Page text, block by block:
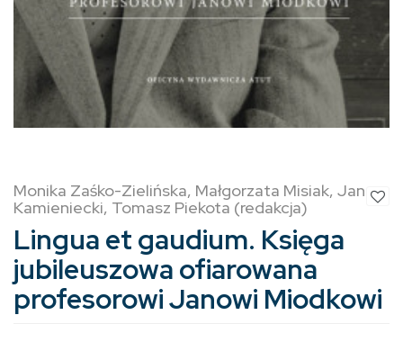
Monika Zaśko-Zielińska, Małgorzata Misiak, Jan
Kamieniecki, Tomasz Piekota (redakcja)
Lingua et gaudium. Księga
jubileuszowa ofiarowana
profesorowi Janowi Miodkowi